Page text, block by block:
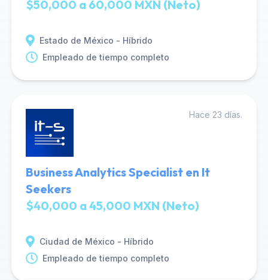
$50,000 a 60,000 MXN (Neto)
Estado de México - Híbrido
Empleado de tiempo completo
Hace 23 días.
Business Analytics Specialist en It
Seekers
$40,000 a 45,000 MXN (Neto)
Ciudad de México - Híbrido
Empleado de tiempo completo